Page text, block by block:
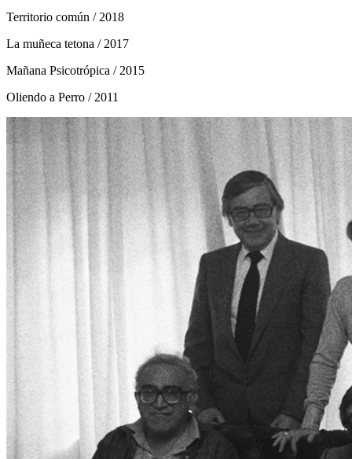
Territorio común / 2018
La muñeca tetona / 2017
Mañana Psicotrópica / 2015
Oliendo a Perro / 2011